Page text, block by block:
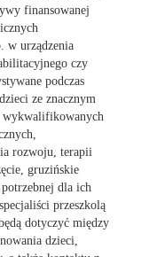
finansowanej
w urządzenia
czy
podczas
ze znacznym
wykwalifikowanych
rozwoju, terapii
gruzińskie
dla ich
przeszkolą
dotyczyć między
dzieci,